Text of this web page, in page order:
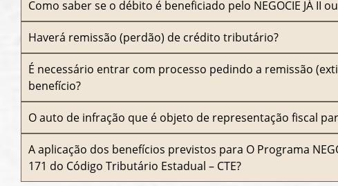
Como saber se o débito é beneficiado pelo NEGOCIE JÁ II
Haverá remissão (perdão) de crédito tributário?
É necessário entrar com processo pedindo a remissão
benefício?
O auto de infração que é objeto de representação fiscal
A aplicação dos benefícios previstos para O Programa
171 do Código Tributário Estadual – CTE?